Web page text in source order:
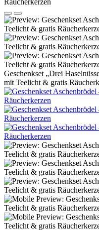
Geschenkset „Drei
mit Teelicht & gratis